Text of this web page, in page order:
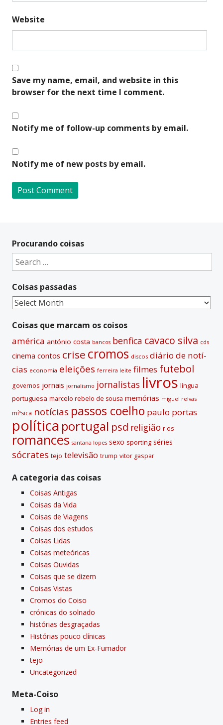
Website
Save my name, email, and website in this
browser for the next time I comment.
Notify me of follow-up comments by email.
Notify me of new posts by email.
t
e
a
t
i
v
:
Procurando coisas
Search
for:
Coisas passadas
Coisas
Coisas que marcam os coisos
américa antónio costa bancos benfica cavaco silva cds
cinema contos crise cromos discos diário de notí­
cias economia eleições ferreira leite filmes futebol
governos jornais jornalismo jornalistas livros lí­ngua
portuguesa marcelo rebelo de sousa memórias miguel relvas
míºsica notí­cias passos coelho paulo portas
polí­tica portugal psd religião rios
romances santana lopes sexo sporting séries
sócrates tejo televisão trump vitor gaspar
A categoria das coisas
Coisas Antigas
Coisas da Vida
Coisas de Viagens
Coisas dos estudos
Coisas Lidas
Coisas meteóricas
Coisas Ouvidas
Coisas que se dizem
Coisas Vistas
Cromos do Coiso
crónicas do solnado
histórias desgraçadas
Histórias pouco clí­nicas
Memórias de um Ex-Fumador
tejo
Uncategorized
Meta-Coiso
Log in
Entries feed